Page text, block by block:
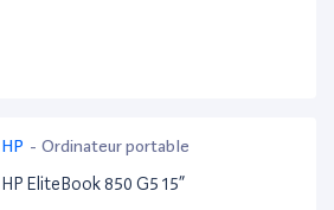
HP - Ordinateur portable
HP EliteBook 850 G5 15”